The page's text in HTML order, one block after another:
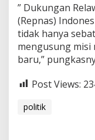
” Dukungan
(Repnas)
tidak hanya
mengusung misi
baru,”
Post Views:
politik